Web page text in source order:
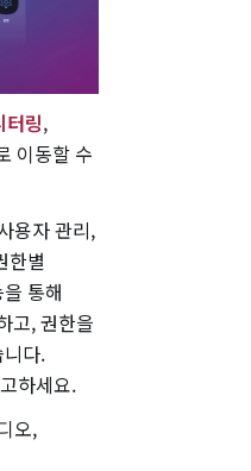
터링,
이동할 수
용자 관리,
한별
통해
고, 권한을
다.
하세요.
오,